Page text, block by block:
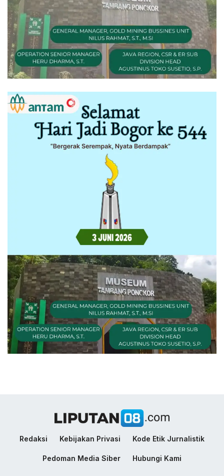
Redaksi Kebijakan Privasi Kode Etik Jurnalistik
Pedoman Media Siber Hubungi Kami